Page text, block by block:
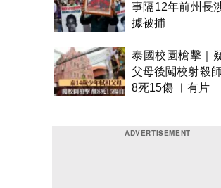
事隔12年前州長
據被捕
泰國校園槍擊｜
父母後闖校射殺
8死15傷 ︱有片